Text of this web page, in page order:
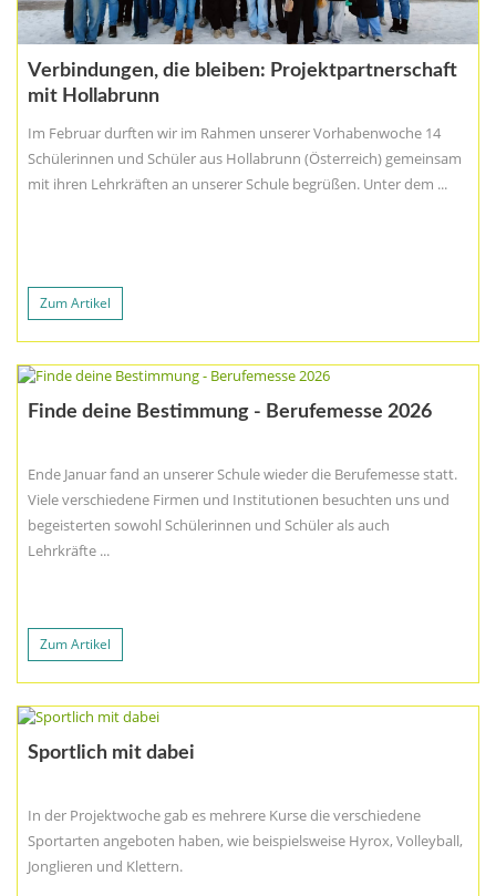
Verbindungen, die bleiben: Projektpartnerschaft
mit Hollabrunn
Im Februar durften wir im Rahmen unserer Vorhabenwoche 14
Schülerinnen und Schüler aus Hollabrunn (Österreich) gemeinsam
mit ihren Lehrkräften an unserer Schule begrüßen. Unter dem ...
Zum Artikel
Finde deine Bestimmung - Berufemesse 2026
Ende Januar fand an unserer Schule wieder die Berufemesse statt.
Viele verschiedene Firmen und Institutionen besuchten uns und
begeisterten sowohl Schülerinnen und Schüler als auch
Lehrkräfte ...
Zum Artikel
Sportlich mit dabei
In der Projektwoche gab es mehrere Kurse die verschiedene
Sportarten angeboten haben, wie beispielsweise Hyrox, Volleyball,
Jonglieren und Klettern.